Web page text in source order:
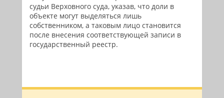
судьи Верховного суда, указав, что доли в
объекте могут выделяться лишь
собственником, а таковым лицо становится
после внесения соответствующей записи в
государственный реестр.